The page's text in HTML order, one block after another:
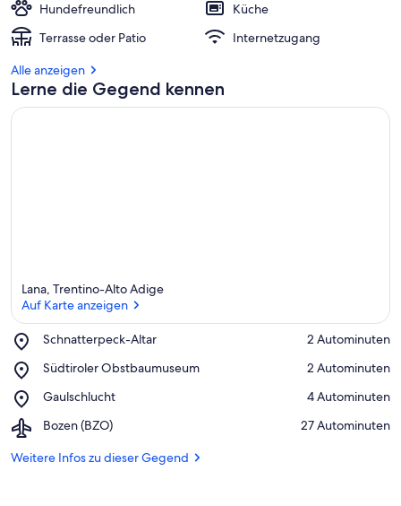
Hundefreundlich
Küche
Terrasse oder Patio
Internetzugang
Alle anzeigen
Lerne die Gegend kennen
Lana, Trentino-Alto Adige
Auf Karte anzeigen
Schnatterpeck-Altar
Place,
Altar
‪2 Autominuten‬
Südtiroler Obstbaumuseum
Place,
Obstbaumuseum
‪2 Autominuten‬
Gaulschlucht
Place,
‪4 Autominuten‬
Bozen (BZO)
Airport,
(BZO)
‪27 Autominuten‬
Weitere Infos zu dieser Gegend